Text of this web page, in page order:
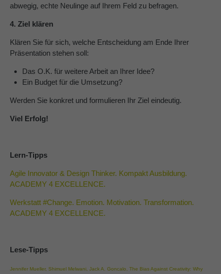
abwegig, echte Neulinge auf Ihrem Feld zu befragen.
4. Ziel klären
Klären Sie für sich, welche Entscheidung am Ende Ihrer
Präsentation stehen soll:
Das O.K. für weitere Arbeit an Ihrer Idee?
Ein Budget für die Umsetzung?
Werden Sie konkret und formulieren Ihr Ziel eindeutig.
Viel Erfolg!
Lern-Tipps
Agile Innovator & Design Thinker. Kompakt Ausbildung.
ACADEMY 4 EXCELLENCE.
Werkstatt #Change. Emotion. Motivation. Transformation.
ACADEMY 4 EXCELLENCE.
Lese-Tipps
Jennifer Mueller, Shimuel Melwani, Jack A. Goncalo, The Bias Against Creativity: Why